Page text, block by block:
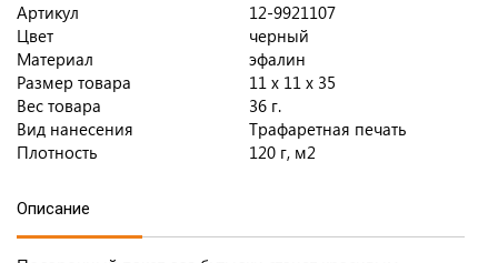
Артикул
12-9921107
Цвет
черный
Материал
эфалин
Размер товара
11 х 11 х 35
Вес товара
36 г.
Вид нанесения
Трафаретная печать
Плотность
120 г, м2
Описание